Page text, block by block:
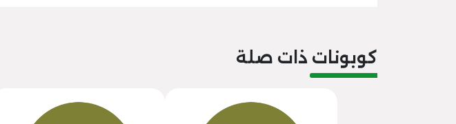
كوبونات ذات صلة